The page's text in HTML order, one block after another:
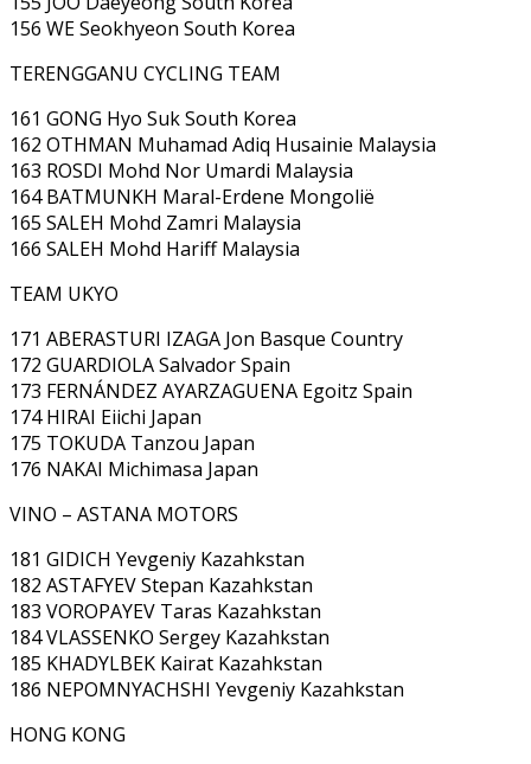
156 WE Seokhyeon South Korea
TERENGGANU CYCLING TEAM
161 GONG Hyo Suk South Korea
162 OTHMAN Muhamad Adiq Husainie Malaysia
163 ROSDI Mohd Nor Umardi Malaysia
164 BATMUNKH Maral-Erdene Mongolië
165 SALEH Mohd Zamri Malaysia
166 SALEH Mohd Hariff Malaysia
TEAM UKYO
171 ABERASTURI IZAGA Jon Basque Country
172 GUARDIOLA Salvador Spain
173 FERNÁNDEZ AYARZAGUENA Egoitz Spain
174 HIRAI Eiichi Japan
175 TOKUDA Tanzou Japan
176 NAKAI Michimasa Japan
VINO – ASTANA MOTORS
181 GIDICH Yevgeniy Kazahkstan
182 ASTAFYEV Stepan Kazahkstan
183 VOROPAYEV Taras Kazahkstan
184 VLASSENKO Sergey Kazahkstan
185 KHADYLBEK Kairat Kazahkstan
186 NEPOMNYACHSHI Yevgeniy Kazahkstan
HONG KONG